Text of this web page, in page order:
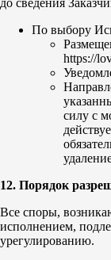
до сведения
По выбору
https://
силу с
12. Порядок
Все споры,
исполнением,
урегулированию.